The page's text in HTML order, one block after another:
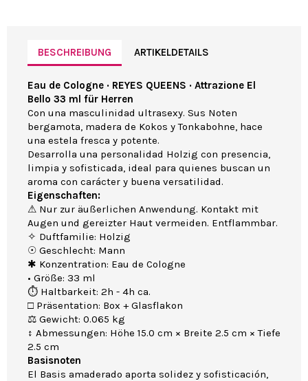
BESCHREIBUNG ARTIKELDETAILS
Eau de Cologne · REYES QUEENS · Attrazione El
Bello 33 ml für Herren
Con una masculinidad ultrasexy. Sus Noten
bergamota, madera de Kokos y Tonkabohne, hace
una estela fresca y potente.
Desarrolla una personalidad Holzig con presencia,
limpia y sofisticada, ideal para quienes buscan un
aroma con carácter y buena versatilidad.
Eigenschaften:
⚠ Nur zur äußerlichen Anwendung. Kontakt mit
Augen und gereizter Haut vermeiden. Entflammbar.
✧ Duftfamilie: Holzig
☉ Geschlecht: Mann
✱ Konzentration: Eau de Cologne
• Größe: 33 ml
⏱ Haltbarkeit: 2h - 4h ca.
□ Präsentation: Box + Glasflakon
⚖ Gewicht: 0.065 kg
↕ Abmessungen: Höhe 15.0 cm × Breite 2.5 cm × Tiefe
2.5 cm
Basisnoten
El Basis amaderado aporta solidez y sofisticación,